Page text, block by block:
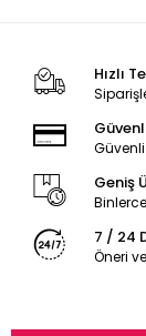
Hızlı
Geniş
7 / 24
Öneri